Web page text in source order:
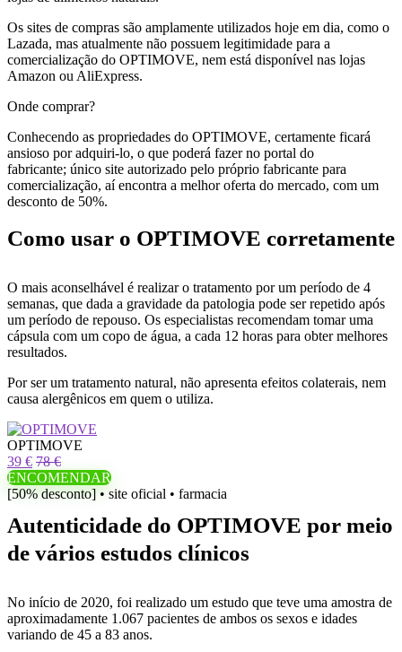
Os sites de compras são amplamente utilizados hoje em dia, como o
Lazada, mas atualmente não possuem legitimidade para a
comercialização do OPTIMOVE, nem está disponível nas lojas
Amazon ou AliExpress.
Onde comprar?
Conhecendo as propriedades do OPTIMOVE, certamente ficará
ansioso por adquiri-lo, o que poderá fazer no portal do
fabricante; único site autorizado pelo próprio fabricante para
comercialização, aí encontra a melhor oferta do mercado, com um
desconto de 50%.
Como usar o OPTIMOVE corretamente
O mais aconselhável é realizar o tratamento por um período de 4
semanas, que dada a gravidade da patologia pode ser repetido após
um período de repouso. Os especialistas recomendam tomar uma
cápsula com um copo de água, a cada 12 horas para obter melhores
resultados.
Por ser um tratamento natural, não apresenta efeitos colaterais, nem
causa alergênicos em quem o utiliza.
OPTIMOVE
39 € 78 €
ENCOMENDAR
[50% desconto] • site oficial • farmacia
Autenticidade do OPTIMOVE por meio
de vários estudos clínicos
No início de 2020, foi realizado um estudo que teve uma amostra de
aproximadamente 1.067 pacientes de ambos os sexos e idades
variando de 45 a 83 anos.